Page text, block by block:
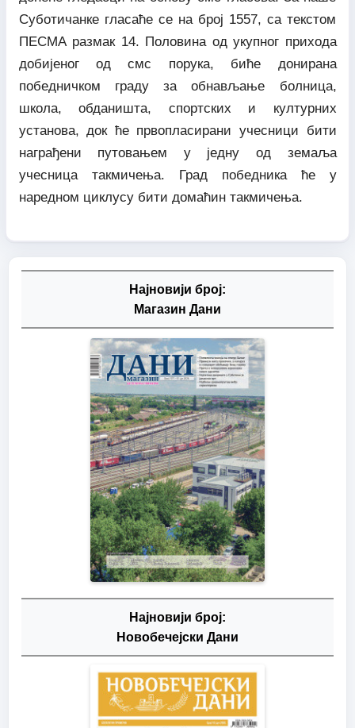
Суботичанке гласаће се на број 1557, са текстом
ПЕСМА размак 14. Половина од укупног прихода
добијеног од смс порука, биће донирана
победничком граду за обнављање болница,
школа, обданишта, спортских и културних
установа, док ће првопласирани учесници бити
награђени путовањем у једну од земаља
учесница такмичења. Град победника ће у
наредном циклусу бити домаћин такмичења.
Најновији број:
Магазин Дани
Најновији број:
Новобечејски Дани